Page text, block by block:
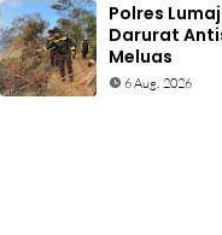
Polres
Darurat
Meluas
6 Aug, 2026